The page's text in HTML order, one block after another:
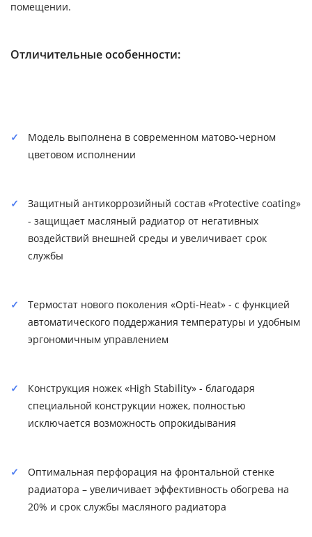
помещении.
Отличительные особенности:
Модель выполнена в современном матово-черном
цветовом исполнении
Защитный антикоррозийный состав «Protective coating»
- защищает масляный радиатор от негативных
воздействий внешней среды и увеличивает срок
службы
Термостат нового поколения «Opti-Heat» - с функцией
автоматического поддержания температуры и удобным
эргономичным управлением
Конструкция ножек «High Stability» - благодаря
специальной конструкции ножек, полностью
исключается возможность опрокидывания
Оптимальная перфорация на фронтальной стенке
радиатора – увеличивает эффективность обогрева на
20% и срок службы масляного радиатора